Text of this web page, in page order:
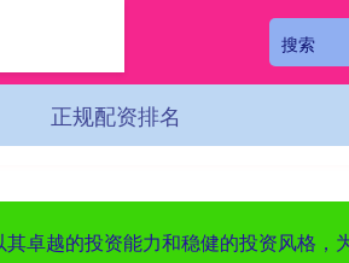
正规配资排名
卓越的投资能力和稳健的投资风格，